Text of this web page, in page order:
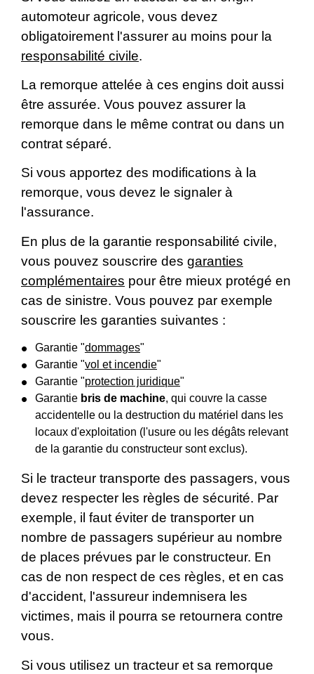
automoteur agricole, vous devez
obligatoirement l'assurer au moins pour la
responsabilité civile.
La remorque attelée à ces engins doit aussi
être assurée. Vous pouvez assurer la
remorque dans le même contrat ou dans un
contrat séparé.
Si vous apportez des modifications à la
remorque, vous devez le signaler à
l'assurance.
En plus de la garantie responsabilité civile,
vous pouvez souscrire des garanties
complémentaires pour être mieux protégé en
cas de sinistre. Vous pouvez par exemple
souscrire les garanties suivantes :
Garantie "dommages"
Garantie "vol et incendie"
Garantie "protection juridique"
Garantie bris de machine, qui couvre la casse
accidentelle ou la destruction du matériel dans les
locaux d'exploitation (l'usure ou les dégâts relevant
de la garantie du constructeur sont exclus).
Si le tracteur transporte des passagers, vous
devez respecter les règles de sécurité. Par
exemple, il faut éviter de transporter un
nombre de passagers supérieur au nombre
de places prévues par le constructeur. En
cas de non respect de ces règles, et en cas
d'accident, l'assureur indemnisera les
victimes, mais il pourra se retournera contre
vous.
Si vous utilisez un tracteur et sa remorque